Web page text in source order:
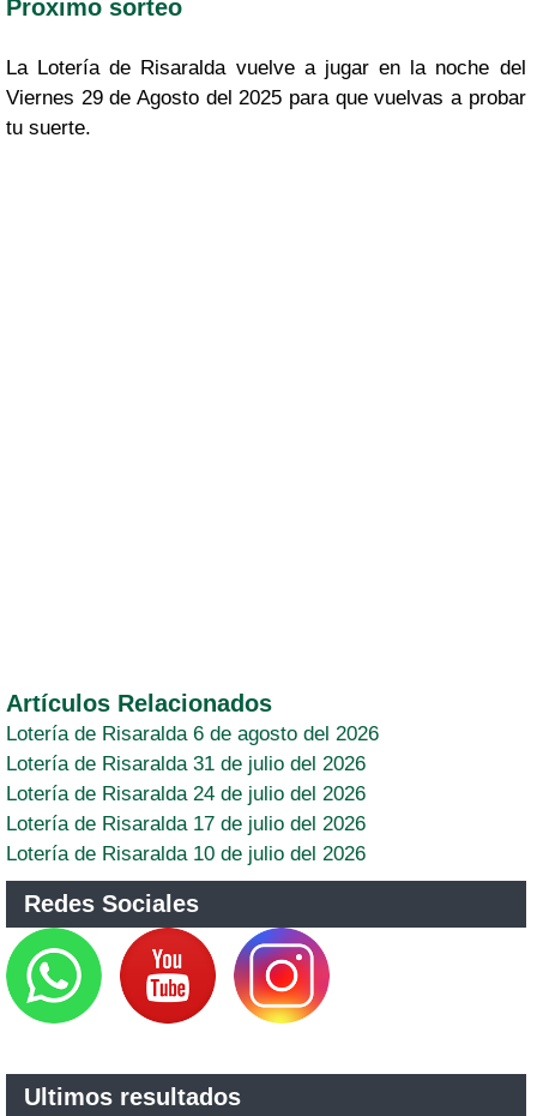
Proximo sorteo
La Lotería de Risaralda vuelve a jugar en la noche del
Viernes 29 de Agosto del 2025 para que vuelvas a probar
tu suerte.
Artículos Relacionados
Lotería de Risaralda 6 de agosto del 2026
Lotería de Risaralda 31 de julio del 2026
Lotería de Risaralda 24 de julio del 2026
Lotería de Risaralda 17 de julio del 2026
Lotería de Risaralda 10 de julio del 2026
Redes Sociales
Ultimos resultados